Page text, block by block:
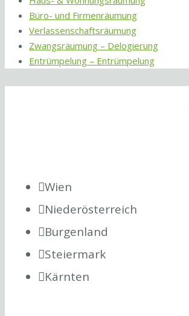
Büro- und Firmenräumung
Verlassenschaftsräumung
Zwangsräumung – Delogierung
Entrümpelung – Entrümpelung
Wien
Niederösterreich
Burgenland
Steiermark
Kärnten